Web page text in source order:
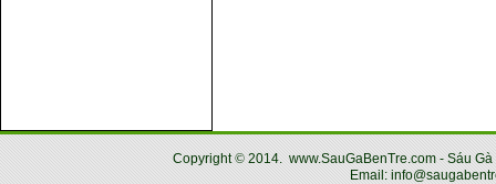
Copyright© 2014. www.SauGaBenTre.com - Sáu
Email: